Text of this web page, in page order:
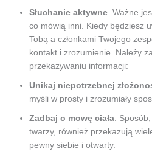
Słuchanie aktywne. Ważne
co mówią inni. Kiedy będziesz
Tobą a członkami Twojego
kontakt i zrozumienie. Należy
przekazywaniu informacji:
Unikaj niepotrzebnej
myśli w prosty i zrozumiały
Zadbaj o mowę ciała.
twarzy, również przekazują
pewny siebie i otwarty.